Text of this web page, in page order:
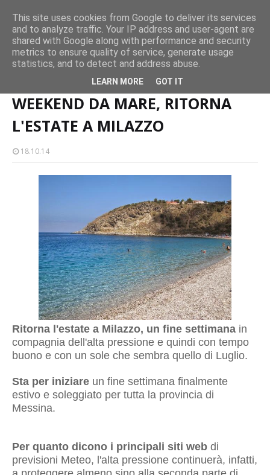
CASTELLO-MILAZZO
Milazzo 28ª Sagra del Pesce a Vaccarella: il programma
EVENTI
WEEKEND DA MARE, RITORNA L'ESTATE A MILAZZO
WEEKEND DA MARE, RITORNA
L'ESTATE A MILAZZO
18.10.14
Ritorna l'estate a Milazzo, un fine settimana in
compagnia dell'alta pressione e quindi con tempo
buono e con un sole che sembra quello di Luglio.
Sta per iniziare un fine settimana finalmente
estivo e soleggiato per tutta la provincia di
Messina.
Per quanto dicono i principali siti web di
previsioni Meteo, l'alta pressione continuerà, infatti,
This site uses cookies from Google to deliver its services
and to analyze traffic. Your IP address and user-agent are
shared with Google along with performance and security
metrics to ensure quality of service, generate usage
statistics, and to detect and address abuse.
LEARN MORE GOT IT